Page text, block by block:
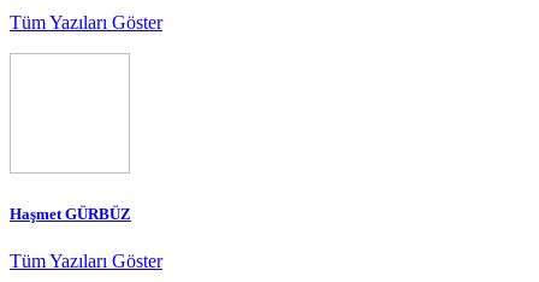
Tüm Yazıları Göster
Haşmet GÜRBÜZ
Tüm Yazıları Göster